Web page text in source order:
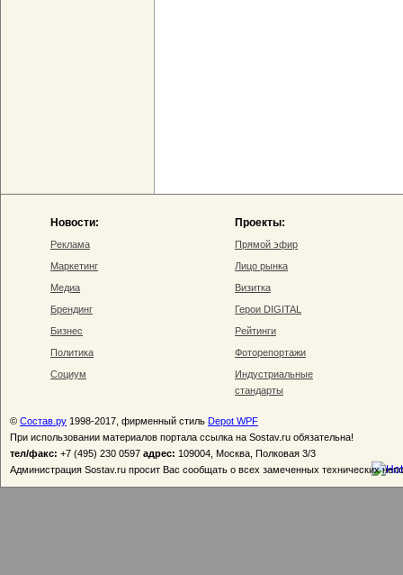
Новости:
Реклама
Маркетинг
Медиа
Брендинг
Бизнес
Политика
Социум
Проекты:
Прямой эфир
Лицо рынка
Визитка
Герои DIGITAL
Рейтинги
Фоторепортажи
Индустриальные
стандарты
© Состав.ру 1998-2017, фирменный стиль Depot WPF
При использовании материалов портала ссылка на Sostav.ru обязательна!
тел/факс: +7 (495) 230 0597 адрес: 109004, Москва, Полковая 3/3
Администрация Sostav.ru просит Вас сообщать о всех замеченных технических